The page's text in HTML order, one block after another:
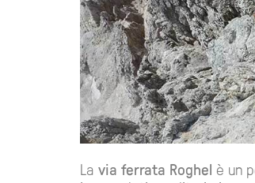
La via ferrata Roghel è un